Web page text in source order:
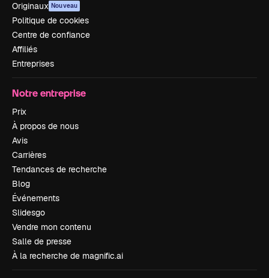
Originaux Nouveau
Politique de cookies
Centre de confiance
Affiliés
Entreprises
Notre entreprise
Prix
À propos de nous
Avis
Carrières
Tendances de recherche
Blog
Événements
Slidesgo
Vendre mon contenu
Salle de presse
À la recherche de magnific.ai